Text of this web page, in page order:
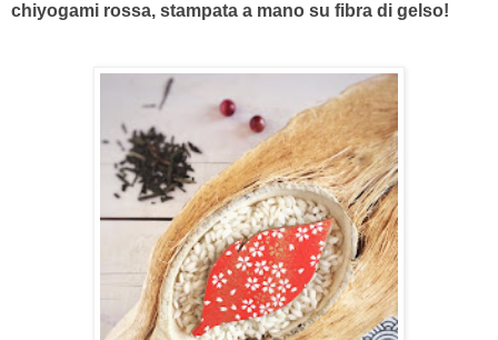
chiyogami rossa, stampata a mano su fibra di gelso!